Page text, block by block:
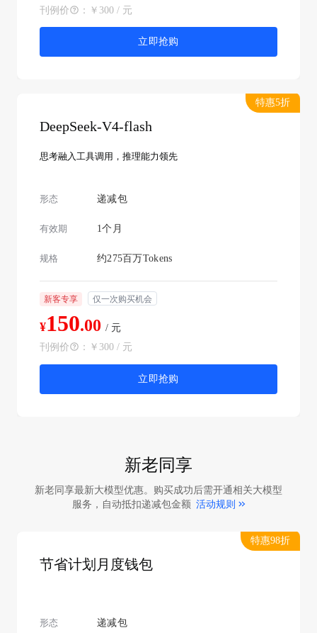
刊例价
： ￥300 / 元
立即抢购
特惠5折
DeepSeek-V4-flash
思考融入工具调用，推理能力领先
形态 递减包
有效期 1个月
规格 约275百万Tokens
新客专享 仅一次购买机会
¥150.00 / 元
刊例价
： ￥300 / 元
立即抢购
新老同享
新老同享最新大模型优惠。购买成功后需开通相关大模型
服务，自动抵扣递减包金额 活动规则
特惠98折
节省计划月度钱包
形态 递减包